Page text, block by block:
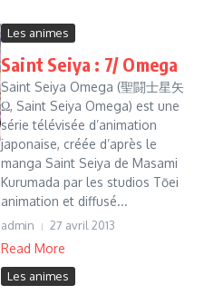
Les animes
Saint Seiya : 7/ Omega
Saint Seiya Omega (聖闘士星矢
Ω, Saint Seiya Omega) est une
série télévisée d’animation
japonaise, créée d’après le
manga Saint Seiya de Masami
Kurumada par les studios Tōei
animation et diffusé...
admin 27 avril 2013
Read More
Les animes